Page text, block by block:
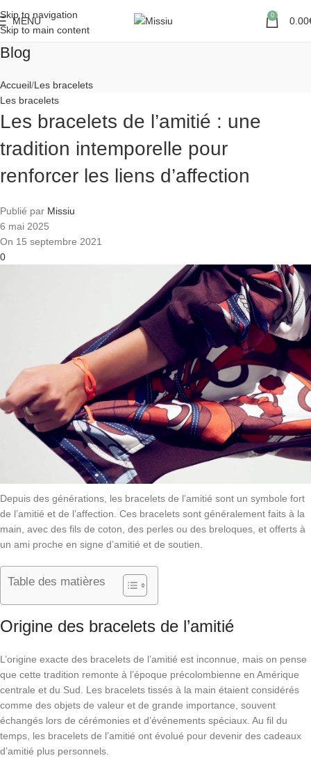
Skip to navigation
Skip to main content
MENU 0 0.00
Blog
Accueil Les bracelets
Les bracelets
Les bracelets de l’amitié : une
tradition intemporelle pour
renforcer les liens d’affection
Publié par Missiu
6 mai 2025
On 15 septembre 2021
0
Depuis des générations, les bracelets de l’amitié sont un symbole fort
de l’amitié et de l’affection. Ces bracelets sont généralement faits à la
main, avec des fils de coton, des perles ou des breloques, et offerts à
un ami proche en signe d’amitié et de soutien.
Table des matières
Origine des bracelets de l’amitié
L’origine exacte des bracelets de l’amitié est inconnue, mais on pense
que cette tradition remonte à l’époque précolombienne en Amérique
centrale et du Sud. Les bracelets tissés à la main étaient considérés
comme des objets de valeur et de grande importance, souvent
échangés lors de cérémonies et d’événements spéciaux. Au fil du
temps, les bracelets de l’amitié ont évolué pour devenir des cadeaux
d’amitié plus personnels.